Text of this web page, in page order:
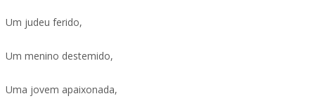
Um judeu ferido,
Um menino destemido,
Uma jovem apaixonada,